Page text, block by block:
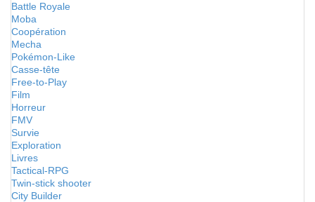
Battle Royale
Moba
Coopération
Mecha
Pokémon-Like
Casse-tête
Free-to-Play
Film
Horreur
FMV
Survie
Exploration
Livres
Tactical-RPG
Twin-stick shooter
City Builder